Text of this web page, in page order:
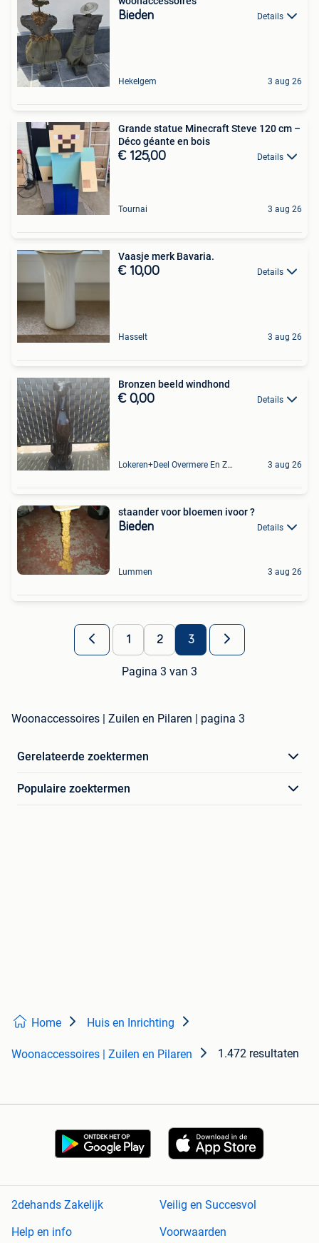
Bieden Details
Hekelgem 3 aug 26
Grande statue Minecraft Steve 120 cm –
Déco géante en bois
€ 125,00 Details
Tournai 3 aug 26
Vaasje merk Bavaria.
€ 10,00 Details
Hasselt 3 aug 26
Bronzen beeld windhond
€ 0,00 Details
Lokeren+Deel Overmere En Zele 3 aug 26
staander voor bloemen ivoor ?
Bieden Details
Lummen 3 aug 26
1 2 3
Pagina 3 van 3
Woonaccessoires | Zuilen en Pilaren | pagina 3
Gerelateerde zoektermen
Populaire zoektermen
Home Huis en Inrichting
Woonaccessoires | Zuilen en Pilaren 1.472 resultaten
2dehands Zakelijk
Veilig en Succesvol
Help en info
Voorwaarden